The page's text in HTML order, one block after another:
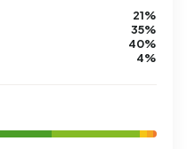
21%
35%
40%
4%